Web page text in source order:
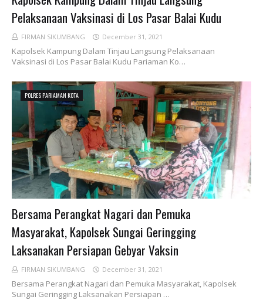
Pelaksanaan Vaksinasi di Los Pasar Balai Kudu
FIRMAN SIKUMBANG December 31, 2021
Kapolsek Kampung Dalam Tinjau Langsung Pelaksanaan
Vaksinasi di Los Pasar Balai Kudu Pariaman Ko…
POLRES PARIAMAN KOTA
Bersama Perangkat Nagari dan Pemuka
Masyarakat, Kapolsek Sungai Geringging
Laksanakan Persiapan Gebyar Vaksin
FIRMAN SIKUMBANG December 31, 2021
Bersama Perangkat Nagari dan Pemuka Masyarakat, Kapolsek
Sungai Geringging Laksanakan Persiapan …